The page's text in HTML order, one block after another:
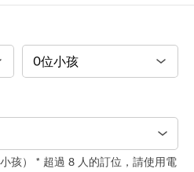
孩） * 超過 8 人的訂位，請使用電